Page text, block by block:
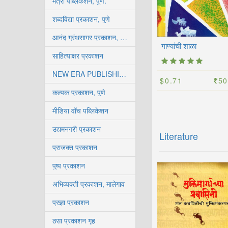
शब्दविद्या प्रकाशन, पुणे
आनंद ग्रंथसागर प्रकाशन, कोल्हापूर
साहित्याक्षर प्रकाशन
NEW ERA PUBLISHING HOUSE
कल्पक प्रकाशन, पुणे
मीडिया वॉच पब्लिकेशन
उद्यमनगरी प्रकाशन
प्राजक्त प्रकाशन
पुष्प प्रकाशन
अभिव्यक्ती प्रकाशन, मालेगाव
प्रज्ञा प्रकाशन
ठसा प्रकाशन गृह
गाण्यांची शाळा
$0.71
Literature